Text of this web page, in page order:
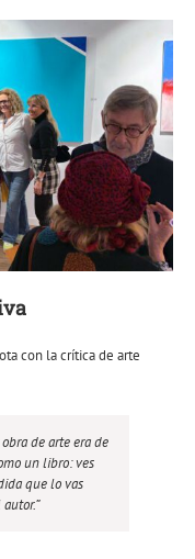
con la crítica de arte
de arte era de
un libro: ves
que lo vas